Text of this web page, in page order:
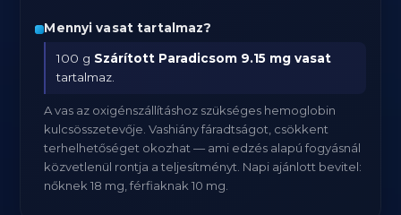
Mennyi vasat tartalmaz?
100 g Szárított Paradicsom 9.15 mg vasat
tartalmaz.
A vas az oxigénszállításhoz szükséges hemoglobin
kulcsösszetevője. Vashiány fáradtságot, csökkent
terhelhetőséget okozhat — ami edzés alapú fogyásnál
közvetlenül rontja a teljesítményt. Napi ajánlott bevitel:
nőknek 18 mg, férfiaknak 10 mg.